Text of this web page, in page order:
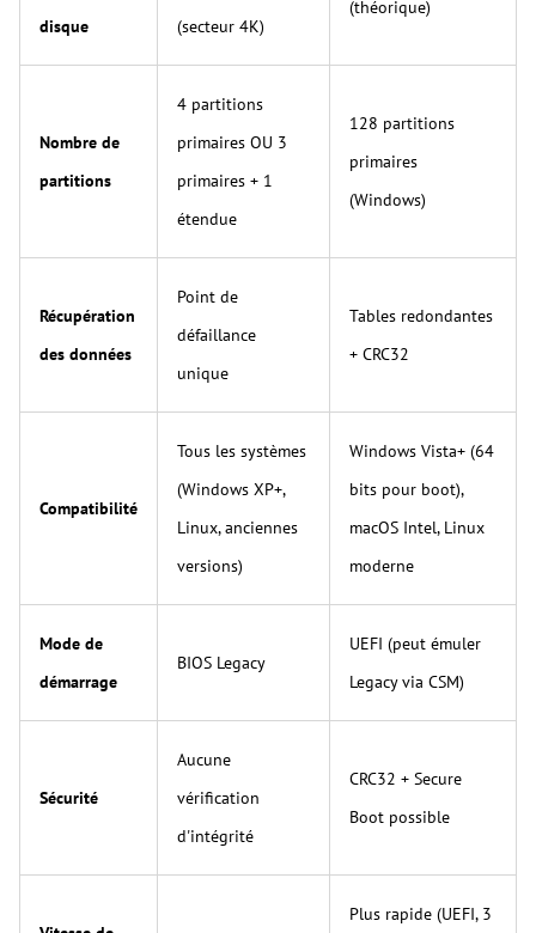
disque
(secteur 4K)
(théorique)
Nombre de
partitions
4 partitions
primaires OU 3
primaires + 1
étendue
128 partitions
primaires
(Windows)
Récupération
des données
Point de
défaillance
unique
Tables redondantes
+ CRC32
Compatibilité
Tous les systèmes
(Windows XP+,
Linux, anciennes
versions)
Windows Vista+ (64
bits pour boot),
macOS Intel, Linux
moderne
Mode de
démarrage
BIOS Legacy
UEFI (peut émuler
Legacy via CSM)
Sécurité
Aucune
vérification
d'intégrité
CRC32 + Secure
Boot possible
Plus rapide (UEFI, 3